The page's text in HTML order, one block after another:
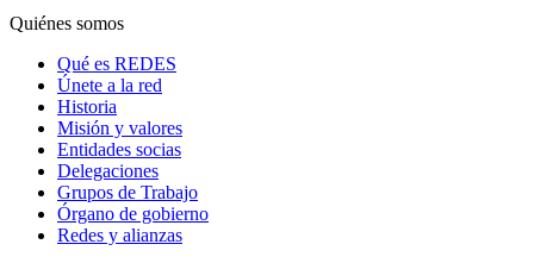
Quiénes somos
Qué es REDES
Únete a la red
Historia
Misión y valores
Entidades socias
Delegaciones
Grupos de Trabajo
Órgano de gobierno
Redes y alianzas